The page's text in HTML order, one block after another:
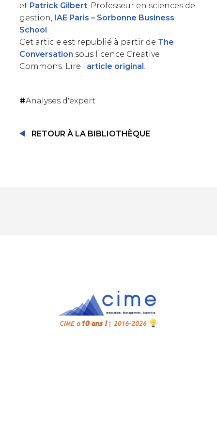
et Patrick Gilbert, Professeur en sciences de
gestion, IAE Paris – Sorbonne Business
School
Cet article est republié à partir de The
Conversation sous licence Creative
Commons. Lire l’article original.
#Analyses d'expert
RETOUR À LA BIBLIOTHÈQUE